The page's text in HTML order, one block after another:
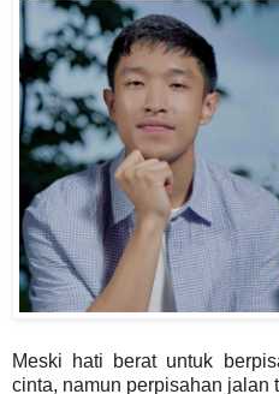
Meski hati berat untuk
cinta, namun perpisahan jalan